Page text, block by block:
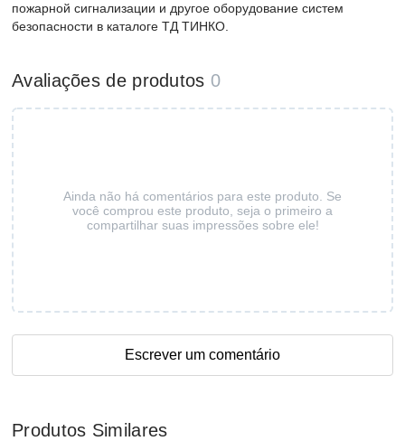
пожарной сигнализации и другое оборудование систем
безопасности в каталоге ТД ТИНКО.
Avaliações de produtos 0
Ainda não há comentários para este produto. Se
você comprou este produto, seja o primeiro a
compartilhar suas impressões sobre ele!
Escrever um comentário
Produtos Similares